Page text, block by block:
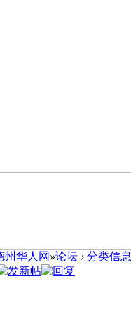
州华人网 »论坛 › 分类信息